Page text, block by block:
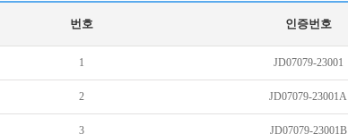
번호 인증번호
1 JD07079-23001
2 JD07079-23001A
3 JD07079-23001B